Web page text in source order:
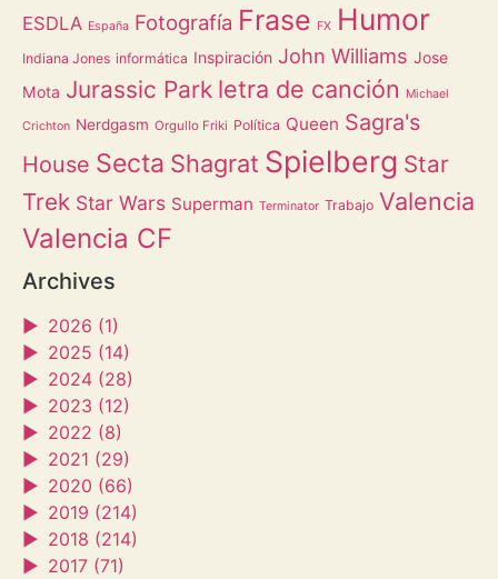
ESDLA España Fotografía Frase FX Humor
Indiana Jones informática Inspiración John Williams Jose
Mota Jurassic Park letra de canción Michael
Crichton Nerdgasm Orgullo Friki Política Queen Sagra's
House Secta Shagrat Spielberg Star
Trek Star Wars Superman Terminator Trabajo Valencia
Valencia CF
Archives
► 2026 (1)
► 2025 (14)
► 2024 (28)
► 2023 (12)
► 2022 (8)
► 2021 (29)
► 2020 (66)
► 2019 (214)
► 2018 (214)
► 2017 (71)